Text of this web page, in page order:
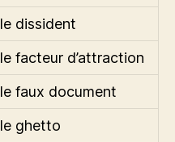
le dissident
le facteur d’attraction
le faux document
le ghetto